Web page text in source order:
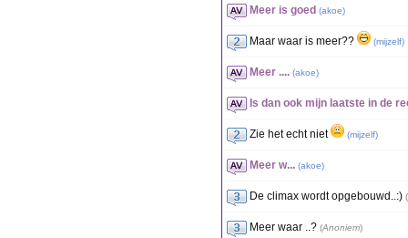
Meer is goed (akoe)
Maar waar is meer?? (mijzelf)
Meer .... (akoe)
Is dan ook mijn laatste in de
Zie het echt niet (mijzelf)
Meer w... (akoe)
De climax wordt opgebouwd..:) (
Meer waar ..? (Anoniem)